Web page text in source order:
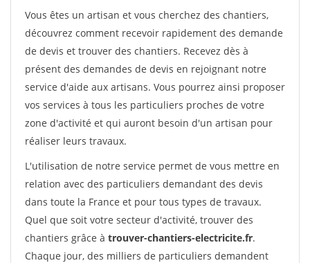
Vous êtes un artisan et vous cherchez des chantiers,
découvrez comment recevoir rapidement des demande
de devis et trouver des chantiers. Recevez dès à
présent des demandes de devis en rejoignant notre
service d'aide aux artisans. Vous pourrez ainsi proposer
vos services à tous les particuliers proches de votre
zone d'activité et qui auront besoin d'un artisan pour
réaliser leurs travaux.
L'utilisation de notre service permet de vous mettre en
relation avec des particuliers demandant des devis
dans toute la France et pour tous types de travaux.
Quel que soit votre secteur d'activité, trouver des
chantiers grâce à trouver-chantiers-electricite.fr.
Chaque jour, des milliers de particuliers demandent